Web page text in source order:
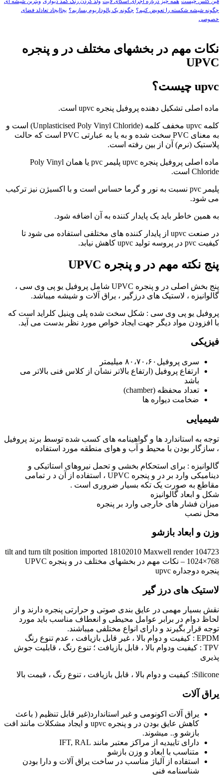
فین گلس چیست همه چیز درباره اجرای اسکای لایت ولد کردن رنگ کمد دیواری ویترین شیشه ای
چگونه شیشه شکسته را تعویض کنیم؟ چگونه یک پالوداریوم بسازیم؟ یجاایجاد تعادلد فضای
خصوصی
نکات مهم در بخشهای مختلف در و پنجره
UPVC
upvc چیست؟
ماده اصلی تشکیل دهنده پروفیل پنجره upvc است.
کلمه upvc مخفف کلمه (Unplasticised Poly Vinyl Chloride) است و
به معنای PVC سخت شده و به یا به عبارتی PVC است که حالت
پلاستیک (نرم) آن از بین رفته است.
ماده اصلی پروفیل پنجره upvc پلیمر pvc یا همان Poly Vinyl
Chloride است.
پلیمر pvc نسبت به نور و گرما حساس است و با اکسیژن نیز ترکیب
می شود.
به همین خاطر باید یک پایدار کننده به آن اضافه شود.
در صنعت upvc از پایدار کننده های مختلفی استفاده می شود تا
کیفیت pvc در پروسه تولید upvc کاهش نیابد.
پنج نکته مهم در و پنجره UPVC
پنج بخش اصلی در و پنجره UPVC شامل پروفیل یو پی وی سی ،
گالوانیزه ، لاستیک های درزگیر ، یراق آلات و شیشه میباشد.
پروفیل یو پی وی سی : شکل سخت شده پلی وینیل کلراید است که
با افزودن مواد دیگر جهت ایجاد خواص مورد نظر بدست می آید.
فیزیکی
سری پروفیل۸۰،۷۰،۶۰ میلیمتر
ارتفاع پروفیل (ارتفاع بالاتر نشان از کلاس فنی بالاتر می
باشد
تعداد محفظه (chamber)
ضخامت دیواره ها
شیمیایی
توجه به استاندارد ها و گواهینامه های کسب شده توسط برند پروفیل
، سازگار بودن با محیط و آب و هوای منطقه مورد استفاده
گالوانیزه : برای استحکام بخشی و تحمل نیروهای استاتیکی و
دینامیکی وارد بر در و پنجره UPVC ، استفاده از آن د ر تمامی
مقاطع به صورت یک تکه بسیار ضروری است .
شکل و ابعاد گالوانیزه
میزان فشار های خارجی وارد بر پنجره
محل نصب
وزن و ابعاد بازشو
104723 tilt and turn tilt position imported 18102010 Maxwell render
1024×768 – نکات مهم در بخشهای مختلف در و پنجره UPVC
پنجره دوجداره upvc
لاستیک های درز گیر
نقش بسیار مهمی در عایق بندی صوتی و حرارتی پنجره دارند و از
لحاظ دوام در برابر عوامل محیطی و انعطاف مناسب باید مورد
توجه قرار بگیرند و دارای انواع مختلفی میباشند.
EPDM : کیفیت و دوام بالا ، غیر قابل بازیافت ، عدم تنوع رنگ
TPV : کیفیت ودوام بالا ، قابل بازیافت ؛ تنوع رنگ ، قابلیت جوش
پذیری
Silicone: کیفیت و دوام بالا ، قابل بازیافت ، تنوع رنگ ، قیمت بالا
یراق آلات
یراق آلات اکونومی و غیر استاندارد(غیر قابل تنظیم ( باعث
کاهش عایق بودن در و پنجره upvc و ایجاد مشکلات مانند افت
بازشو و.. میشوند.
دارای تاییدیه از مراکز معتبر مانند IFT, RAL
متناسب با ابعاد و وزن بازشو
استفاده از آلیاژ مناسب در ساخت یراق آلات و دارا بودن
شناسنامه فنی